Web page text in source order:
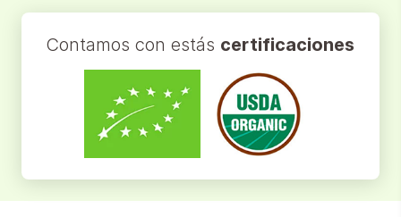
Contamos con estás certificaciones